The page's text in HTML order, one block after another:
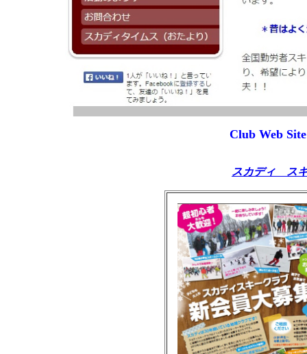
Club Web Site
スカディ ス